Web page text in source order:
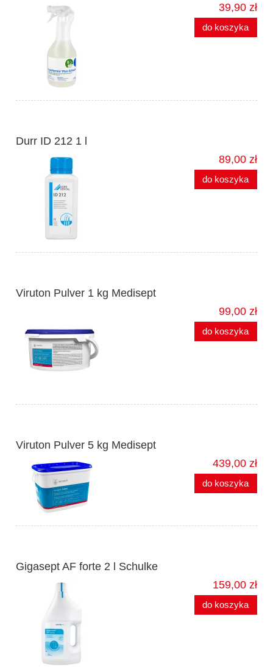
39,90 zł
do koszyka
Durr ID 212 1 l
89,00 zł
do koszyka
Viruton Pulver 1 kg Medisept
99,00 zł
do koszyka
Viruton Pulver 5 kg Medisept
439,00 zł
do koszyka
Gigasept AF forte 2 l Schulke
159,00 zł
do koszyka